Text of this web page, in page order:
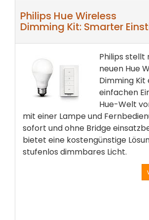
Philips Hue Wireless
Dimming Kit: Smarter
Philips stellt
neuen Hue
Dimming Kit
einfachen
Hue-Welt
mit einer Lampe und
sofort und ohne Bridge
bietet eine kostengünstige
stufenlos dimmbares Licht.